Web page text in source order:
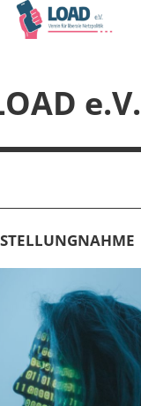
e.V.
STELLUNGNAHME